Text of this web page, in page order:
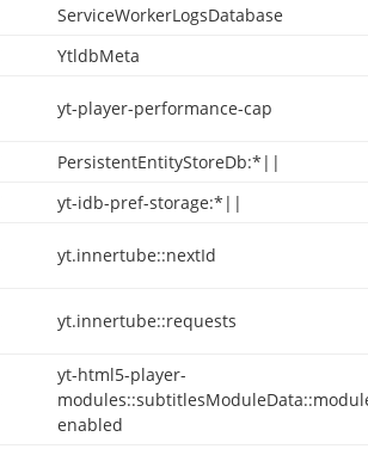
ServiceWorkerLogsDatabase
YtldbMeta
yt-player-performance-cap
PersistentEntityStoreDb:*||
yt-idb-pref-storage:*||
yt.innertube::nextId
yt.innertube::requests
yt-html5-player-
enabled